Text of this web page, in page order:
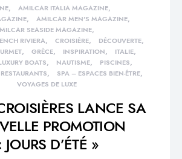
AMILCAR ITALIA MAGAZINE
AMILCAR MEN'S MAGAZINE
SEASIDE MAGAZINE
RIVIERA
CROISIÈRE
DÉCOUVERTE
GRÈCE INSPIRATION
ITALIE
BOATS NAUTISME
PISCINES
RESTAURANTS
SPA – ESPACES BIEN-ÊTRE
VOYAGES DE LUXE
LANCE SA
PROMOTION
JOURS D’ÉTÉ »